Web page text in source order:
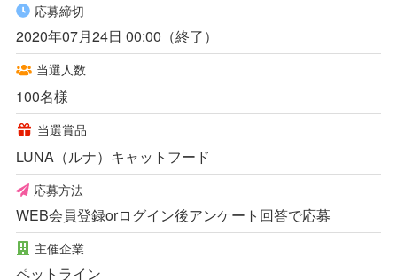
応募締切
2020年07月24日 00:00（終了）
当選人数
100名様
当選賞品
LUNA（ルナ）キャットフード
応募方法
WEB会員登録orログイン後アンケート回答で応募
主催企業
ペットライン